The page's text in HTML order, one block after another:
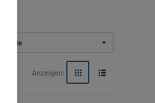
Anzeigen: